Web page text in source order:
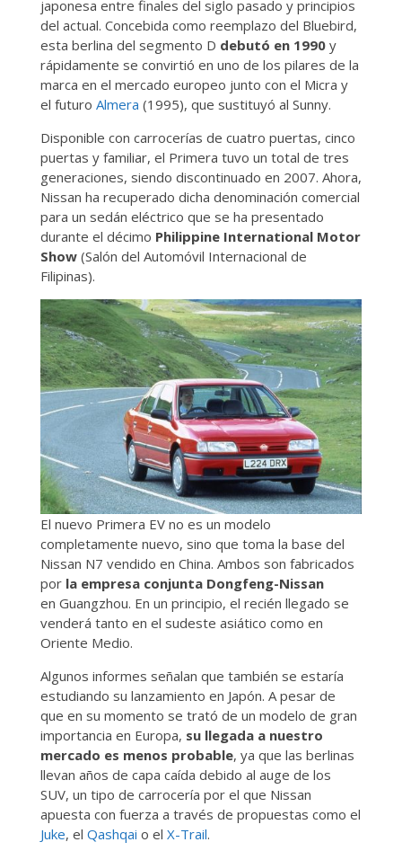
japonesa entre finales del siglo pasado y principios
del actual. Concebida como reemplazo del Bluebird,
esta berlina del segmento D debutó en 1990y
rápidamente se convirtió en uno de los pilares de la
marca en el mercado europeo junto con el Micra y
el futuro Almera (1995), que sustituyó al Sunny.
Disponible con carrocerías de cuatro puertas, cinco
puertas y familiar, el Primera tuvo un total de tres
generaciones, siendo discontinuado en 2007. Ahora,
Nissan ha recuperado dicha denominación comercial
para un sedán eléctrico que se ha presentado
durante el décimo Philippine International Motor
Show(Salón del Automóvil Internacional de
Filipinas).
El nuevo Primera EV no es un modelo
completamente nuevo, sino que toma la base del
Nissan N7 vendido en China. Ambos son fabricados
por la empresa conjunta Dongfeng-Nissan
en Guangzhou. En un principio, el recién llegado se
venderá tanto en el sudeste asiático como en
Oriente Medio.
Algunos informes señalan que también se estaría
estudiando su lanzamiento en Japón. A pesar de
que en su momento se trató de un modelo de gran
importancia en Europa, su llegada a nuestro
mercado es menos probable, ya que las berlinas
llevan años de capa caída debido al auge de los
SUV, un tipo de carrocería por el que Nissan
apuesta con fuerza a través de propuestas como el
Juke, el Qashqai o el X-Trail.